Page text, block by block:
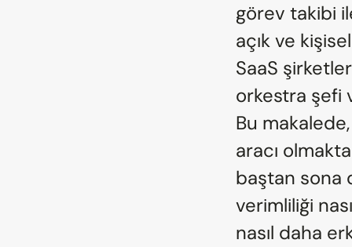
görev takibi
açık ve
SaaS
orkestra şefi
Bu
aracı
baştan sona
verimliliği
nasıl daha